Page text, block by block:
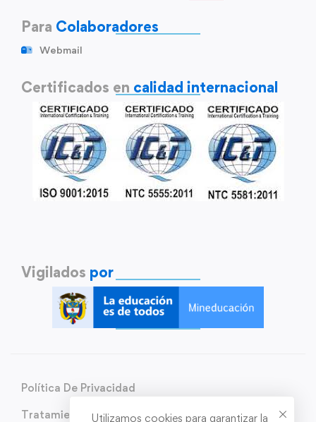
Para Colaboradores
Webmail
Certificados en calidad internacional
Vigilados por
Política De Privacidad
Tratamiento de Datos Personales
Utilizamos cookies para garantizar la